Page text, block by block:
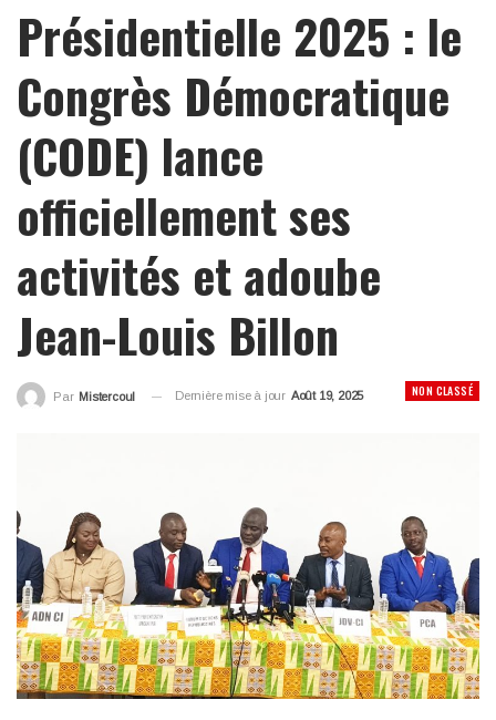
Présidentielle 2025 : le
Congrès Démocratique
(CODE) lance
officiellement ses
activités et adoube
Jean-Louis Billon
NON CLASSÉ
Par Mistercoul Dernière mise à jour Août 19, 2025